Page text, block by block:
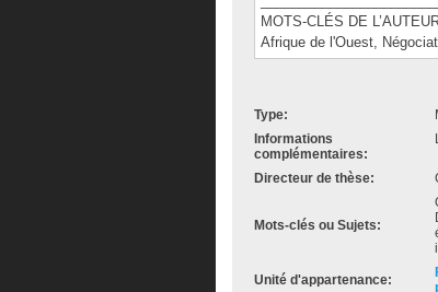
MOTS-CLÉS DE
Afrique de l'Ouest,
Type:
Informations
complémentaires:
Directeur de thèse:
Mots-clés ou Sujets:
Unité d'appartenance: